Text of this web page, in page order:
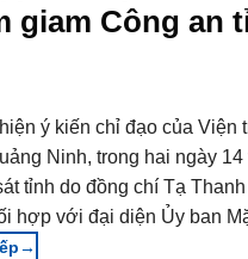
giam Công an
ý kiến chỉ đạo của Viện
Ninh, trong hai ngày
tỉnh do đồng chí Tạ
hợp với đại diện Ủy ban
→